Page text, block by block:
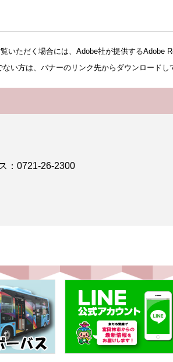
いただく場合には、Adobe社が提供するAdobe
い方は、バナーのリンク先からダウンロードし
：0721-26-2300